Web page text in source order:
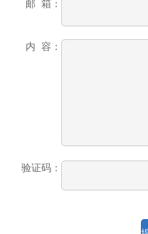
邮 箱：
内 容：
验证码：